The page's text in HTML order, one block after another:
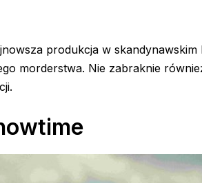
produkcja w skandynawskim
morderstwa. Nie zabraknie